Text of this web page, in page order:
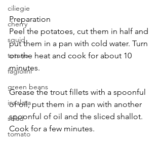
ciliegie
cherry
squid
totano
fagiolini
green beans
insalata
salad
tomato
Preparation
Peel the potatoes, cut them in half and
put them in a pan with cold water. Turn
on the heat and cook for about 10
minutes.
Grease the trout fillets with a spoonful
of oil, put them in a pan with another
spoonful of oil and the sliced shallot.
Cook for a few minutes.